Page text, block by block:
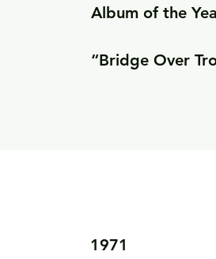
Album of the
“Bridge Over
1971